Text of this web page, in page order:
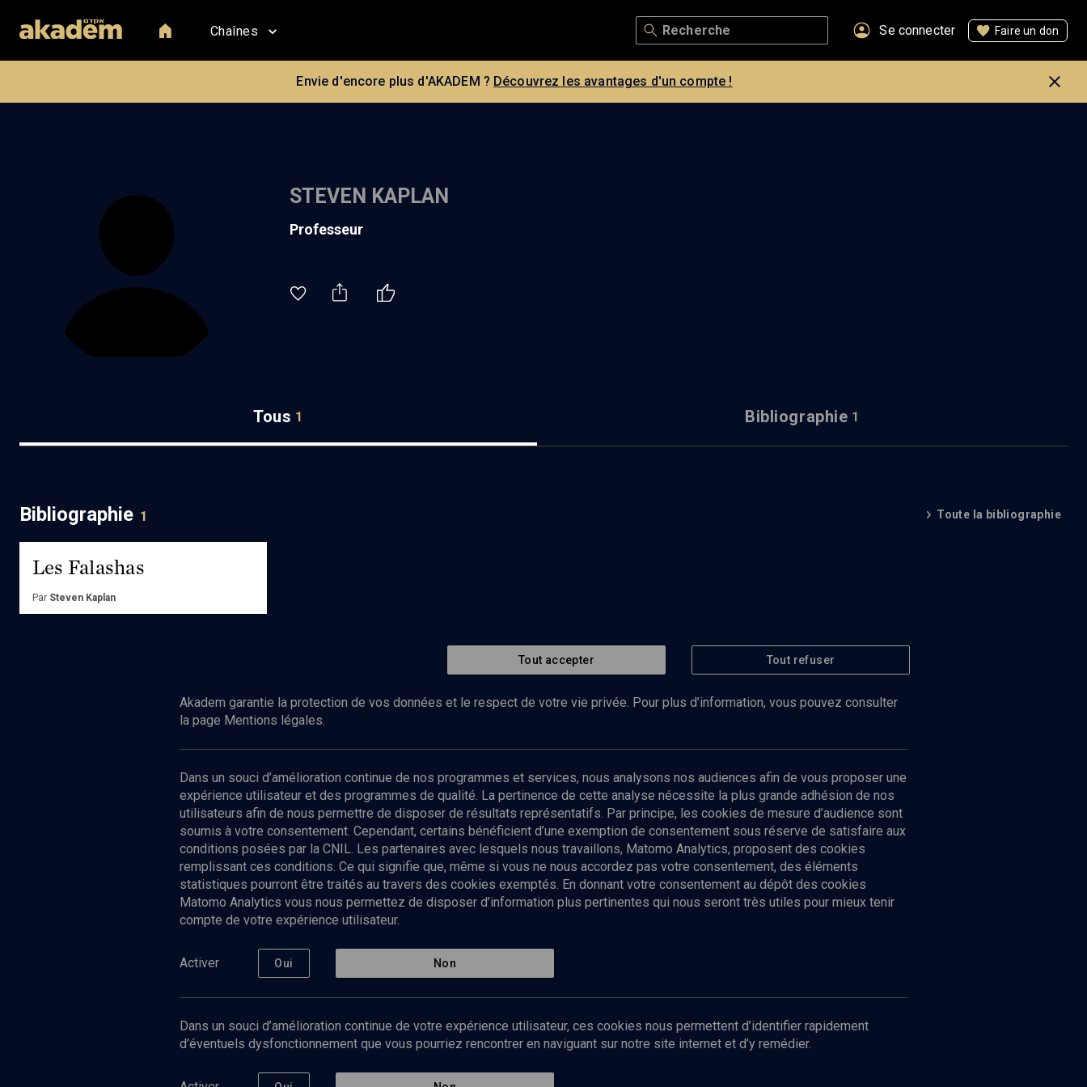
Chaînes Se connecter Faire un don
Envie d'encore plus d'AKADEM ? Découvrez les avantages d'un compte !
STEVEN KAPLAN
professeur
Tous 1 Bibliographie 1
Bibliographie 1 Toute la bibliographie
Les Falashas
Par Steven Kaplan
Abonnez-vous à notre newsletter
Envoyer
Nos Chaines
Culture
Limoud
Université
Podcast
Politique de protection des données
personnelles
Mentions légales
Contact
Tout accepter Tout refuser
Akadem garantie la protection de vos données et le respect de votre vie privée. Pour plus d’information, vous pouvez consulter
la page Mentions légales.
Dans un souci d’amélioration continue de nos programmes et services, nous analysons nos audiences afin de vous proposer une
expérience utilisateur et des programmes de qualité. La pertinence de cette analyse nécessite la plus grande adhésion de nos
utilisateurs afin de nous permettre de disposer de résultats représentatifs. Par principe, les cookies de mesure d’audience sont
soumis à votre consentement. Cependant, certains bénéficient d’une exemption de consentement sous réserve de satisfaire aux
conditions posées par la CNIL. Les partenaires avec lesquels nous travaillons, Matomo Analytics, proposent des cookies
remplissant ces conditions. Ce qui signifie que, même si vous ne nous accordez pas votre consentement, des éléments
statistiques pourront être traités au travers des cookies exemptés. En donnant votre consentement au dépôt des cookies
Matomo Analytics vous nous permettez de disposer d’information plus pertinentes qui nous seront très utiles pour mieux tenir
compte de votre expérience utilisateur.
Activer Oui Non
Dans un souci d’amélioration continue de votre expérience utilisateur, ces cookies nous permettent d’identifier rapidement
d’éventuels dysfonctionnement que vous pourriez rencontrer en naviguant sur notre site internet et d’y remédier.